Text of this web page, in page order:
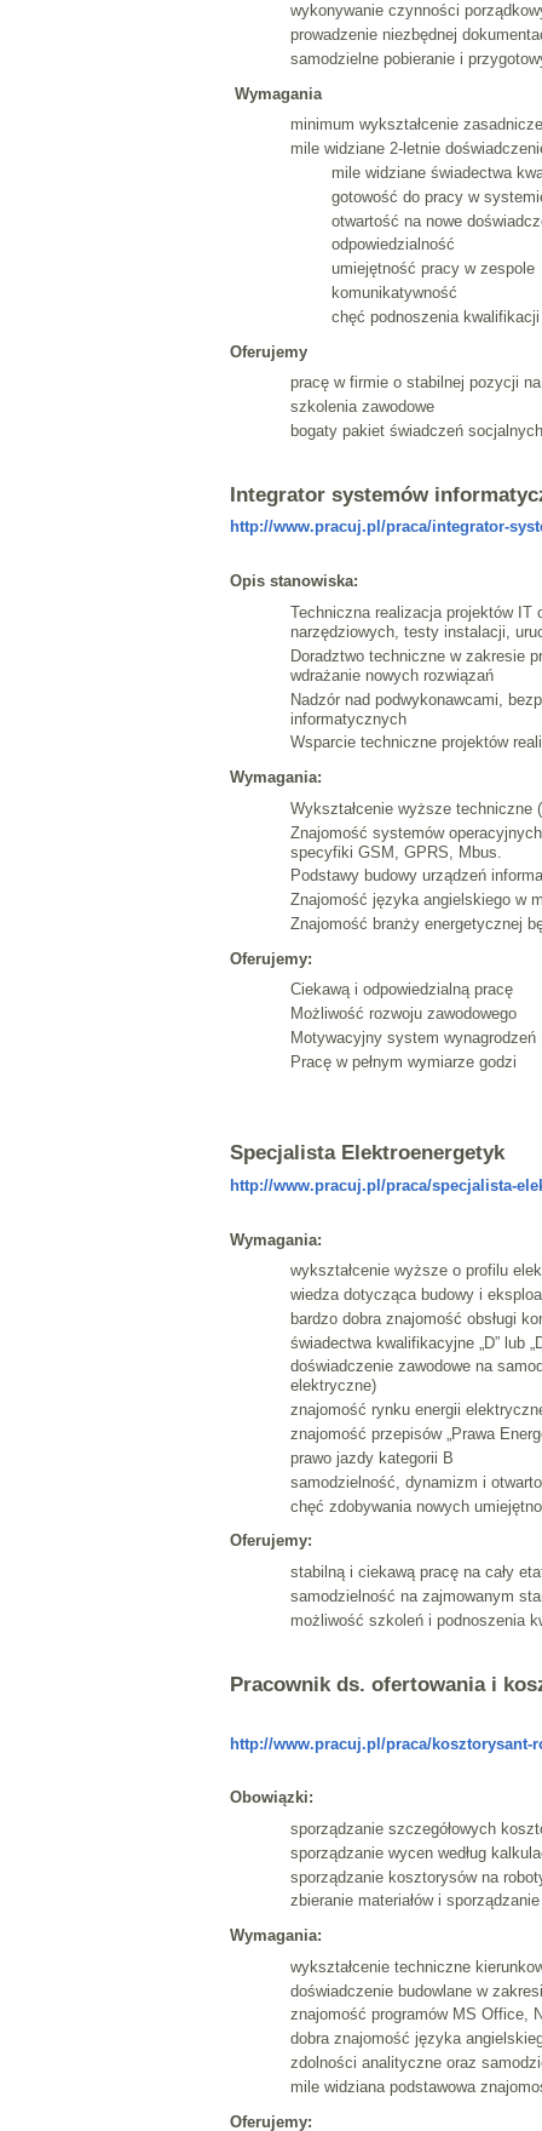
wykonywanie czynności
prowadzenie niezbędnej
samodzielne pobieranie i
Wymagania
minimum wykształcenie
mile widziane 2-letnie
mile widziane świadectwa
gotowość do pracy w
otwartość na nowe
odpowiedzialność
umiejętność pracy w zespole
komunikatywność
chęć podnoszenia kwalifikacji
Oferujemy
pracę w firmie o stabilnej pozycji
szkolenia zawodowe
bogaty pakiet świadczeń socjalnych
Integrator systemów
http://www.pracuj.pl/praca/integrator-
Opis stanowiska:
Techniczna realizacja projektów
narzędziowych, testy instalacji,
Doradztwo techniczne w zakresie
wdrażanie nowych rozwiązań
Nadzór nad podwykonawcami,
informatycznych
Wsparcie techniczne projektów
Wymagania:
Wykształcenie wyższe
Znajomość systemów
specyfiki GSM, GPRS, Mbus.
Podstawy budowy urządzeń
Znajomość języka angielskiego w
Znajomość branży energetycznej
Oferujemy:
Ciekawą i odpowiedzialną pracę
Możliwość rozwoju zawodowego
Motywacyjny system wynagrodzeń
Pracę w pełnym wymiarze godzi
Specjalista Elektroenergetyk
http://www.pracuj.pl/praca/specjalista-
Wymagania:
wykształcenie wyższe o profilu
wiedza dotycząca budowy i
bardzo dobra znajomość obsługi
świadectwa kwalifikacyjne „D” lub
doświadczenie zawodowe na
elektryczne)
znajomość rynku energii
znajomość przepisów „Prawa
prawo jazdy kategorii B
samodzielność, dynamizm i
chęć zdobywania nowych
Oferujemy:
stabilną i ciekawą pracę na cały
samodzielność na zajmowanym
możliwość szkoleń i podnoszenia
Pracownik ds. ofertowania i
http://www.pracuj.pl/praca/kosztorysant-
Obowiązki:
sporządzanie szczegółowych
sporządzanie wycen według
sporządzanie kosztorysów na
zbieranie materiałów i
Wymagania:
wykształcenie techniczne
doświadczenie budowlane w
znajomość programów MS Office,
dobra znajomość języka
zdolności analityczne oraz
mile widziana podstawowa
Oferujemy: